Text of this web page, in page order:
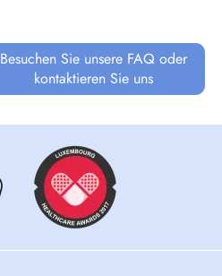
Besuchen Sie unsere FAQ oder
kontaktieren Sie uns